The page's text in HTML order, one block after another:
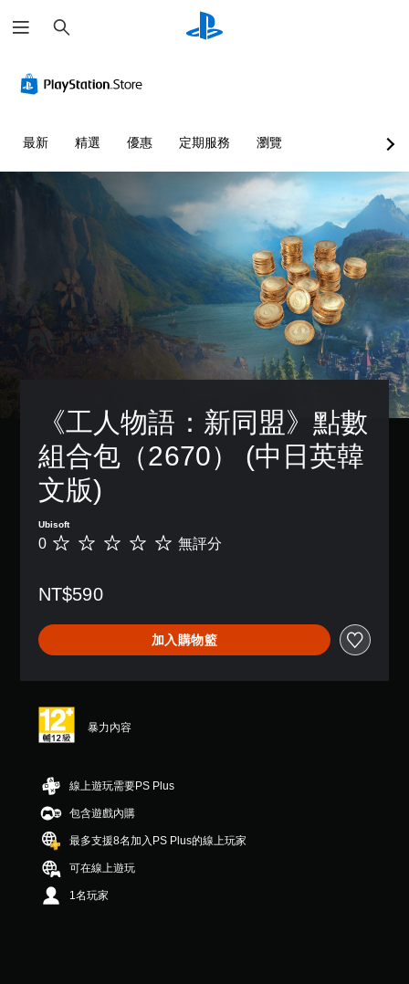
尋
最新 精選 優惠 定期服務 瀏覽
《工人物語：新同盟》點數
組合包（2670） (中日英韓
文版)
Ubisoft
無
0 無評分
NT$590
加入購物籃
暴力內容
線上遊玩需要PS Plus
包含遊戲內購
最多支援8名加入PS Plus的線上玩家
可在線上遊玩
1名玩家